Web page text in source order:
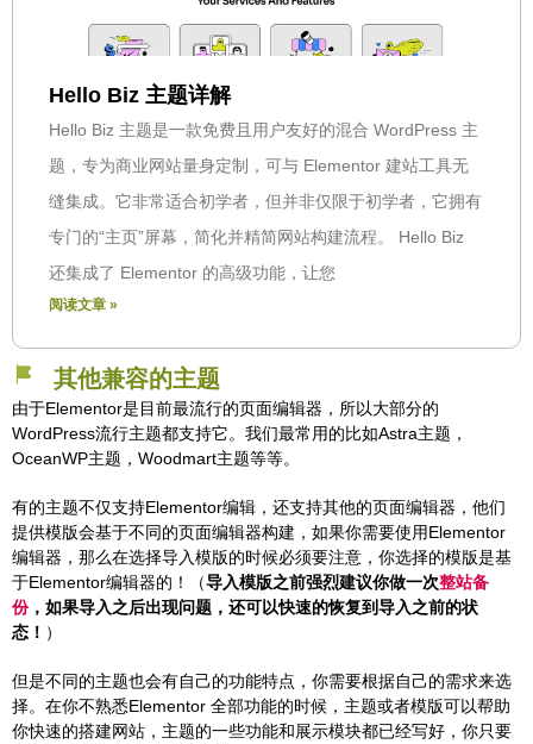
Hello Biz 主题详解
Hello Biz 主题是一款免费且用户友好的混合 WordPress 主
题，专为商业网站量身定制，可与 Elementor 建站工具无
缝集成。它非常适合初学者，但并非仅限于初学者，它拥有
专门的“主页”屏幕，简化并精简网站构建流程。 Hello Biz
还集成了 Elementor 的高级功能，让您
阅读文章 »
其他兼容的主题
由于Elementor是目前最流行的页面编辑器，所以大部分的
WordPress流行主题都支持它。我们最常用的比如Astra主题，
OceanWP主题，Woodmart主题等等。
有的主题不仅支持Elementor编辑，还支持其他的页面编辑器，他们
提供模版会基于不同的页面编辑器构建，如果你需要使用Elementor
编辑器，那么在选择导入模版的时候必须要注意，你选择的模版是基
于Elementor编辑器的！（导入模版之前强烈建议你做一次整站备
份，如果导入之后出现问题，还可以快速的恢复到导入之前的状
态！ ）
但是不同的主题也会有自己的功能特点，你需要根据自己的需求来选
择。在你不熟悉Elementor 全部功能的时候，主题或者模版可以帮助
你快速的搭建网站，主题的一些功能和展示模块都已经写好，你只要